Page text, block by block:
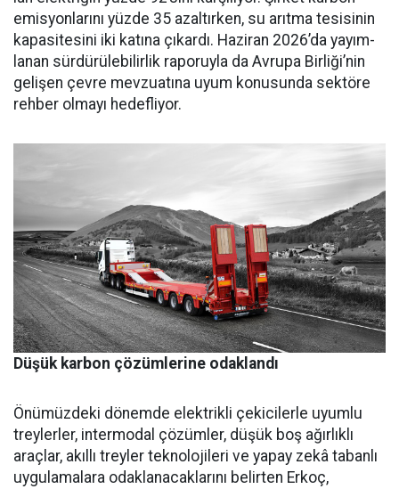
emisyonları­nı yüzde 35 azaltırken, su arıtma tesisinin
kapasitesini iki katına çıkardı. Haziran 2026’da yayım­
lanan sürdürülebilirlik raporuyla da Avrupa Birliği’nin
gelişen çev­re mevzuatına uyum konusunda sektöre
rehber olmayı hedefliyor.
Düşük karbon çözümlerine odaklandı
Önümüzdeki dönemde elektrikli çekicilerle uyumlu
treylerler, intermodal çözümler, düşük boş ağırlıklı
araçlar, akıllı treyler teknolojileri ve yapay zekâ tabanlı
uygulamalara odaklanacaklarını belirten Erkoç,